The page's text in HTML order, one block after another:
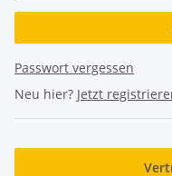
Passwort vergessen
Neu hier? Jetzt